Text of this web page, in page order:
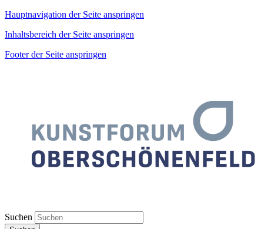
Hauptnavigation der Seite anspringen
Inhaltsbereich der Seite anspringen
Footer der Seite anspringen
Suchen